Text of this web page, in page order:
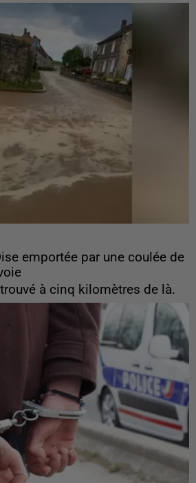
emportée par une coulée de
à cinq kilomètres de là.